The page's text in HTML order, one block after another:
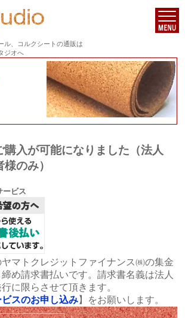
ル、コルクシートの通販は
ジオへ
購入が可能になりました（法人
のみ）
ービス
マトクレジットファイナンス㈱の集金
め請求書払いです。請求書名義は法人
に限らさせて頂きます。
ビスのお申し込み】をお願いします。